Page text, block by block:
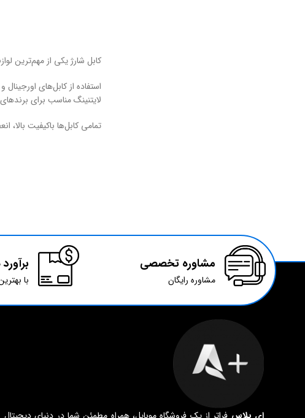
کابل شارژ یکی از مهم‌ترین
لایتنینگ مناسب برای
تمامی کابل‌ها باکیفیت
مشاوره تخصصی
مشاوره رایگان با